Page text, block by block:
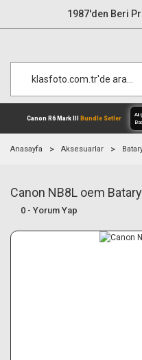
1987'den Beri
Canon R6 Mark III
Anasayfa Aksesuarlar
Canon NB8L oem
0 - Yorum Yap